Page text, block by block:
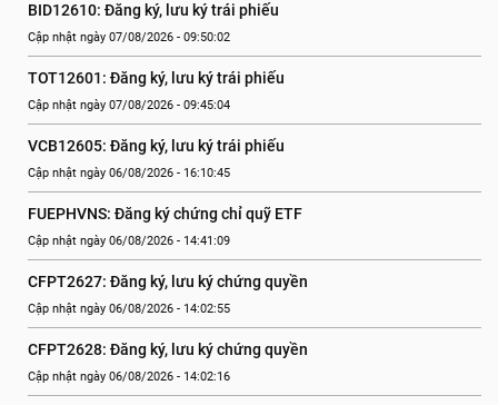
BID12610: Đăng ký, lưu ký trái phiếu
Cập nhật ngày 07/08/2026 - 09:50:02
TOT12601: Đăng ký, lưu ký trái phiếu
Cập nhật ngày 07/08/2026 - 09:45:04
VCB12605: Đăng ký, lưu ký trái phiếu
Cập nhật ngày 06/08/2026 - 16:10:45
FUEPHVNS: Đăng ký chứng chỉ quỹ ETF
Cập nhật ngày 06/08/2026 - 14:41:09
CFPT2627: Đăng ký, lưu ký chứng quyền
Cập nhật ngày 06/08/2026 - 14:02:55
CFPT2628: Đăng ký, lưu ký chứng quyền
Cập nhật ngày 06/08/2026 - 14:02:16